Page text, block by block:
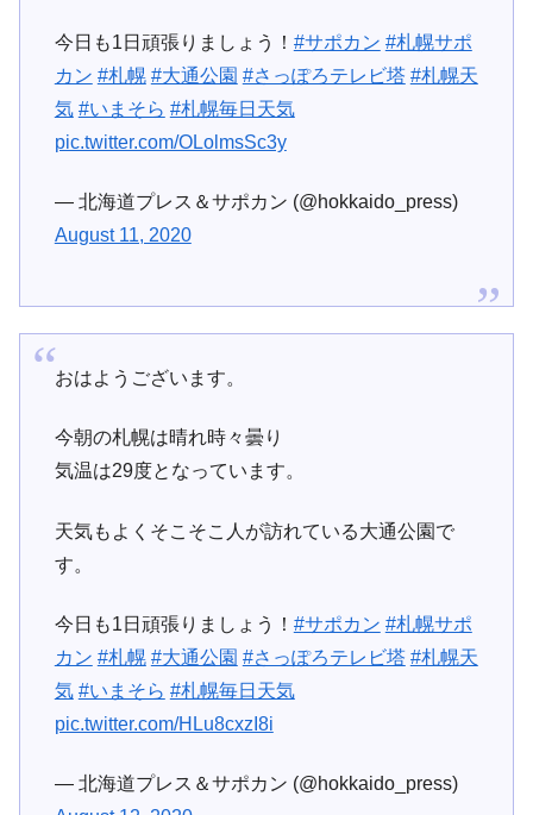
今日も1日頑張りましょう！ #サポカン #札幌サポ
カン #札幌 #大通公園 #さっぽろテレビ塔 #札幌天
気 #いまそら #札幌毎日天気
pic.twitter.com/OLolmsSc3y
— 北海道プレス＆サポカン (@hokkaido_press)
August 11, 2020
おはようございます。
今朝の札幌は晴れ時々曇り
気温は29度となっています。
天気もよくそこそこ人が訪れている大通公園で
す。
今日も1日頑張りましょう！ #サポカン #札幌サポ
カン #札幌 #大通公園 #さっぽろテレビ塔 #札幌天
気 #いまそら #札幌毎日天気
pic.twitter.com/HLu8cxzI8i
— 北海道プレス＆サポカン (@hokkaido_press)